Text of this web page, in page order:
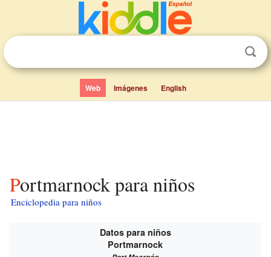
Web Imágenes English
Portmarnock para niños
Enciclopedia para niños
Datos para niños
Portmarnock